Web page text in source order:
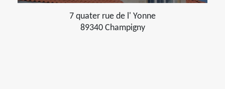
7 quater rue de l' Yonne
89340 Champigny